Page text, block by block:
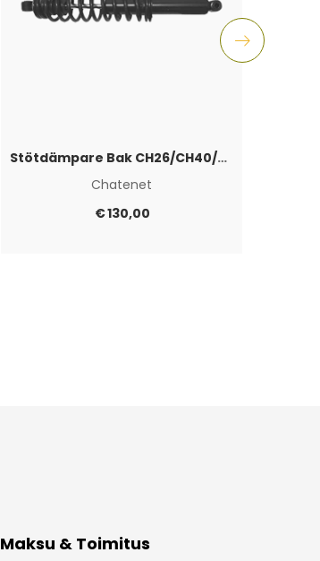
Stötdämpare Bak CH26/CH40/CH46
Chatenet
€130,00
Maksu & Toimitus